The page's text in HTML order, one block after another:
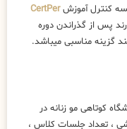
کنترل آموزشCertPer
پس از گذراندن دوره
گزینه مناسبی میباشد.
کوتاهی مو زنانه در
، تعداد جلسات کلاس ،